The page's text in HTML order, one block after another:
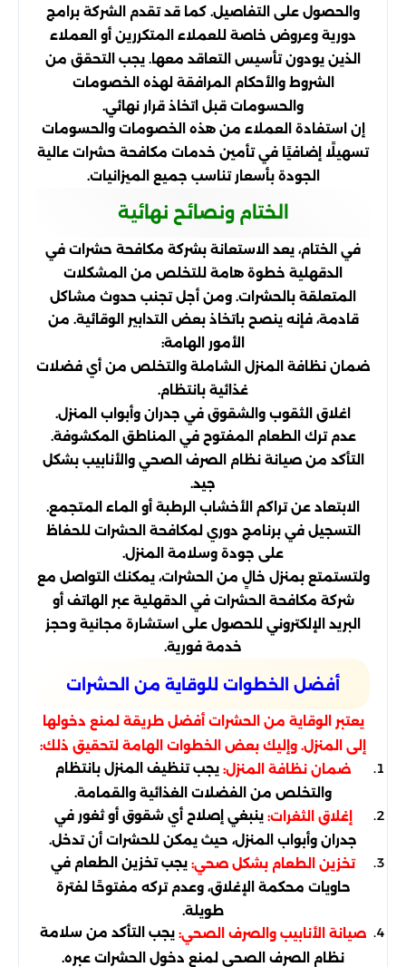
والحصول على التفاصيل. كما قد تقدم الشركة برامج
دورية وعروض خاصة للعملاء المتكررين أو العملاء
الذين يودون تأسيس التعاقد معها. يجب التحقق من
الشروط والأحكام المرافقة لهذه الخصومات
والحسومات قبل اتخاذ قرار نهائي.
إن استفادة العملاء من هذه الخصومات والحسومات
تسهيلًا إضافيًا في تأمين خدمات مكافحة حشرات عالية
الجودة بأسعار تناسب جميع الميزانيات.
الختام ونصائح نهائية
في الختام، يعد الاستعانة بشركة مكافحة حشرات في
الدقهلية خطوة هامة للتخلص من المشكلات
المتعلقة بالحشرات. ومن أجل تجنب حدوث مشاكل
قادمة، فإنه ينصح باتخاذ بعض التدابير الوقائية. من
الأمور الهامة:
ضمان نظافة المنزل الشاملة والتخلص من أي فضلات
غذائية بانتظام.
اغلاق الثقوب والشقوق في جدران وأبواب المنزل.
عدم ترك الطعام المفتوح في المناطق المكشوفة.
التأكد من صيانة نظام الصرف الصحي والأنابيب بشكل
جيد.
الابتعاد عن تراكم الأخشاب الرطبة أو الماء المتجمع.
التسجيل في برنامج دوري لمكافحة الحشرات للحفاظ
على جودة وسلامة المنزل.
ولتستمتع بمنزل خالٍ من الحشرات، يمكنك التواصل مع
شركة مكافحة الحشرات في الدقهلية عبر الهاتف أو
البريد الإلكتروني للحصول على استشارة مجانية وحجز
خدمة فورية.
أفضل الخطوات للوقاية من الحشرات
يعتبر الوقاية من الحشرات أفضل طريقة لمنع دخولها
إلى المنزل. وإليك بعض الخطوات الهامة لتحقيق ذلك:
ضمان نظافة المنزل: يجب تنظيف المنزل بانتظام
والتخلص من الفضلات الغذائية والقمامة.
إغلاق الثغرات: ينبغي إصلاح أي شقوق أو ثغور في
جدران وأبواب المنزل، حيث يمكن للحشرات أن تدخل.
تخزين الطعام بشكل صحي: يجب تخزين الطعام في
حاويات محكمة الإغلاق، وعدم تركه مفتوحًا لفترة
طويلة.
صيانة الأنابيب والصرف الصحي: يجب التأكد من سلامة
نظام الصرف الصحي لمنع دخول الحشرات عبره.